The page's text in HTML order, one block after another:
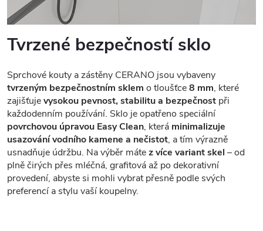
Tvrzené bezpečností sklo
Sprchové kouty a zástěny CERANO jsou vybaveny
tvrzeným bezpečnostním sklem o tloušťce8 mm, které
zajišťujevysokou pevnost, stabilitu a bezpečnost při
každodenním používání. Sklo je opatřeno speciální
povrchovou úpravou Easy Clean, která minimalizuje
usazování vodního kamene a nečistot, a tím výrazně
usnadňuje údržbu. Na výběr mátez více variant skel – od
plně čirých přes mléčná, grafitová až po dekorativní
provedení, abyste si mohli vybrat přesně podle svých
preferencí a stylu vaší koupelny.